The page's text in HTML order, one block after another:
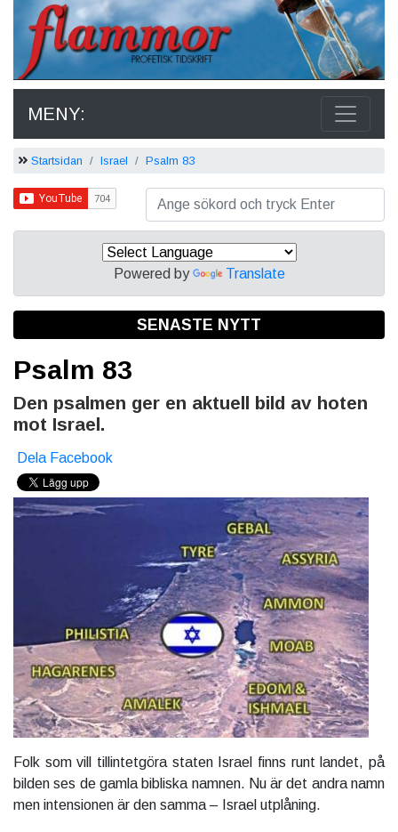
MENY:
Startsidan Israel Psalm 83
Powered by Translate
SENASTE NYTT
Psalm 83
Den psalmen ger en aktuell bild av hoten
mot Israel.
Dela Facebook
Folk som vill tillintetgöra staten Israel finns runt landet, på
bilden ses de gamla bibliska namnen. Nu är det andra namn
men intensionen är den samma – Israel utplåning.